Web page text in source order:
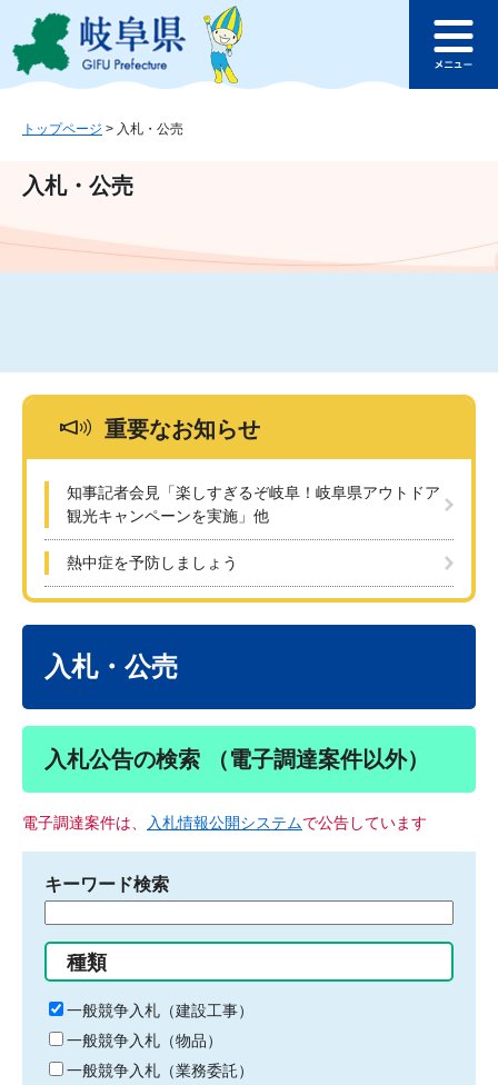
ジ
ュ
文
このページの本文へ
ュ
トップページ > 入札・公売
入札・公売
重要なお知らせ
知事記者会見「楽しすぎるぞ岐阜！岐阜県アウトドア
観光キャンペーンを実施」他
熱中症を予防しましょう
入札・公売
入札公告の検索 （電子調達案件以外）
電子調達案件は、 入札情報公開システムで公告しています
キーワード検索
る
キ
ー
ワ
ー
種類
一般競争入札（建設工事）
一般競争入札（物品）
一般競争入札（業務委託）